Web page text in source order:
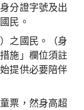
分證字號及出
民。
之國民。（身
施」欄位須註
提供必要陪伴
票，然身高超